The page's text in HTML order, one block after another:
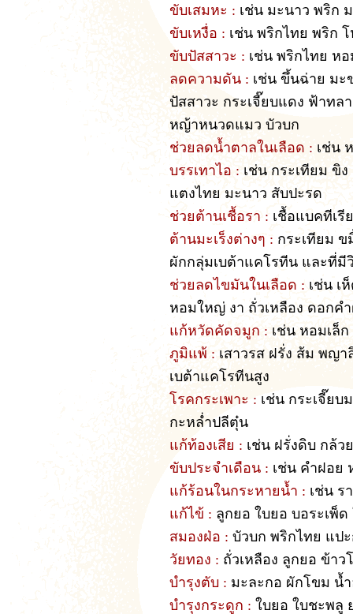
ขับเสมหะ : เช่น มะนาว พริก
ขับเหงื่อ : เช่น พริกไทย พริก
ขับปัสสาวะ : เช่น พริกไทย ห
ลดความดัน : เช่น ขึ้นฉ่าย มะ
ปัสสาวะ กระเจี๊ยบแดง ฟ้าท
หญ้าหนวดแมว บัวบก
ช่วยลดน้ำตาลในเลือด : เช่น
บรรเทาไอ : เช่น กระเทียม ขิ
แตงไทย มะนาว สับปะรด
ช่วยต้านเชื้อรา : เชื้อแบคทีเรี
ต้านมะเร็งต่างๆ : กระเทียม
ผักกลุ่มเบต้าแคโรทีน และที่มี
ช่วยลดไขมันในเลือด : เช่น เ
หอมใหญ่ งา ถั่วเหลือง ดอกค
แก้หวัดคัดจมูก : เช่น หอมเล็
ภูมิแพ้ : เสาวรส ฝรั่ง ส้ม พญ
เบต้าแคโรทีนสูง
โรคกระเพาะ : เช่น กระเจี๊ย
กะหล่ำปลีตุ๋น
แก้ท้องเสีย : เช่น ฝรั่งดิบ กล้
ขับประจำเดือน : เช่น คำฝอย
แก้ร้อนในกระหายน้ำ : เช่น ร
แก้ไข้ : ลูกยอ ใบยอ บอระเพ็
สมองฝ่อ : บัวบก พริกไทย แป
วัยทอง : ถั่วเหลือง ลูกยอ ข้า
บำรุงตับ : มะละกอ ผักโขม น้
บำรุงกระดูก : ใบยอ ใบชะพลู